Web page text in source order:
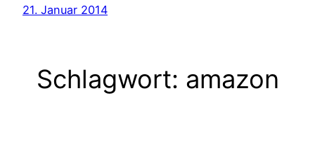
21. Januar 2014
Schlagwort: amazon